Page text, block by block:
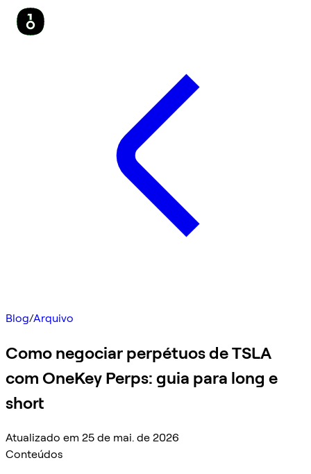
Blog/Arquivo
Como negociar perpétuos de TSLA
com OneKey Perps: guia para long e
short
Atualizado em 25 de mai. de 2026
Conteúdos